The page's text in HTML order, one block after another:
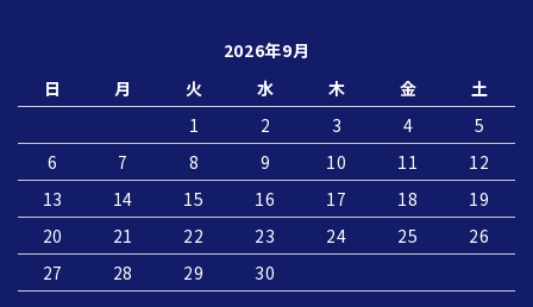
2026年9月
日
月 火 水 木 金
土
1
2 3 4
5
6
7 8 9 10 11
12
13
14 15 16 17 18
19
20
21 22 23 24 25
26
27
28 29 30